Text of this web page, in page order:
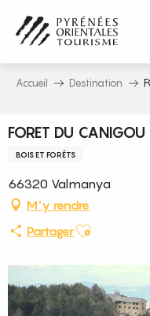
contenu
principal
Accueil Destination
FORET DU CANIGOU
BOIS ET FORÊTS
66320 Valmanya
M'y rendre
PartagerAjouter aux